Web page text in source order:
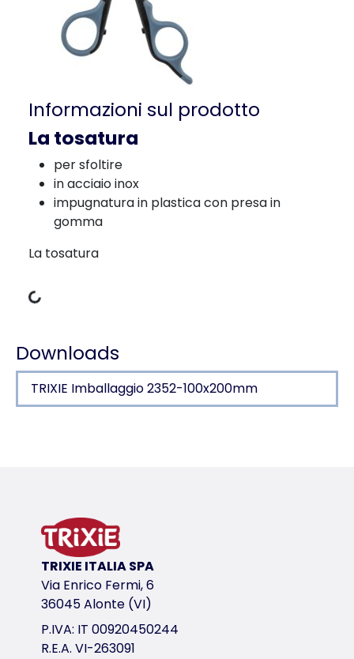
Informazioni sul prodotto
La tosatura
per sfoltire
in acciaio inox
impugnatura in plastica con presa in
gomma
La tosatura
Dati di carico
Downloads
TRIXIE Imballaggio 2352-100x200mm
per sfoltire
in acciaio inox
impugnatura in plastica con presa in gomma
La tosatura
variante di prodotto
variante di prodotto: numero unico del
TRIXIE ITALIA SPA
Via Enrico Fermi, 6
36045 Alonte (VI)
P.IVA: IT 00920450244
R.E.A. VI-263091